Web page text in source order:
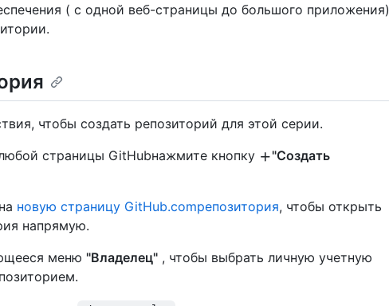
( с одной веб-страницы до большого приложения)
чтобы создать репозиторий для этой серии.
страницы GitHubнажмите кнопку
"Создать
новую страницу GitHub.comрепозитория, чтобы открыть
напрямую.
меню "Владелец" , чтобы выбрать личную учетную